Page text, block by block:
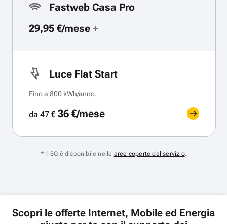
Fastweb Casa Pro
29,95 €/mese +
Luce Flat Start
Fino a 800 kWh/anno.
da 47 €36 €/mese
* Il 5G è disponibile nelle aree coperte dal servizio.
Scopri le offerte Internet, Mobile ed Energia